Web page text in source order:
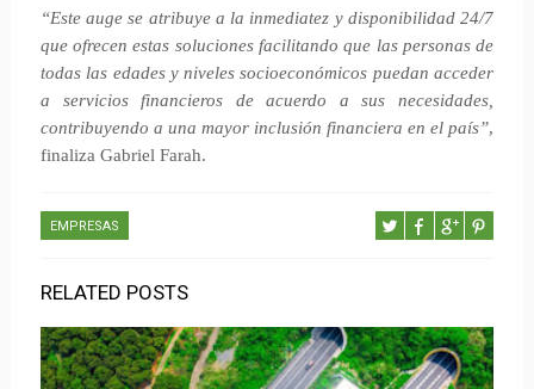
“Este auge se atribuye a la inmediatez y disponibilidad 24/7
que ofrecen estas soluciones facilitando que las personas de
todas las edades y niveles socioeconómicos puedan acceder
a servicios financieros de acuerdo a sus necesidades,
contribuyendo a una mayor inclusión financiera en el país”,
finaliza Gabriel Farah.
EMPRESAS
RELATED POSTS